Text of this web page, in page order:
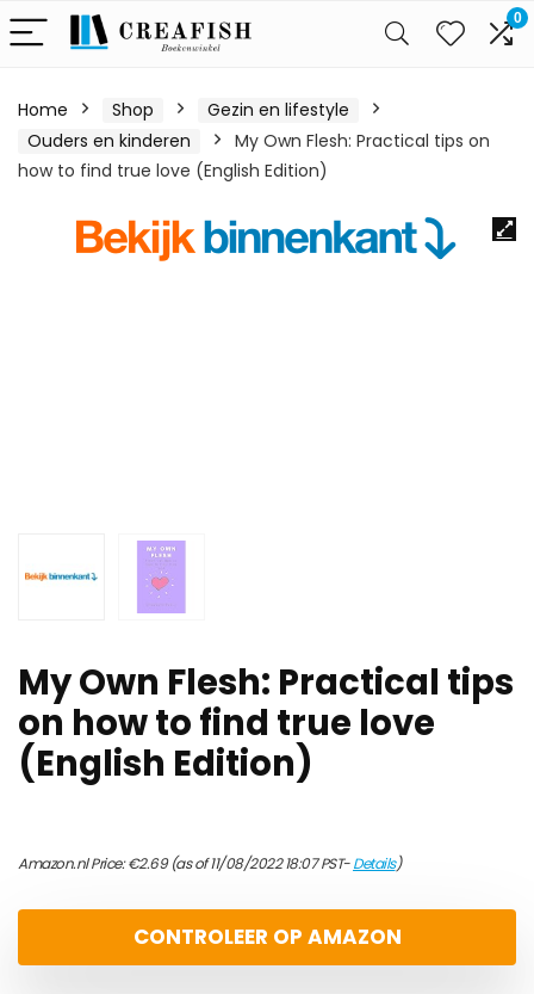
0
Home Shop
Gezin en lifestyle
Ouders en kinderen
My Own Flesh: Practical tips on
how to find true love (English Edition)
My Own Flesh: Practical tips
on how to find true love
(English Edition)
Amazon.nl Price:€2.69(as of 11/08/2022 18:07 PST-Details)
CONTROLEER OP AMAZON